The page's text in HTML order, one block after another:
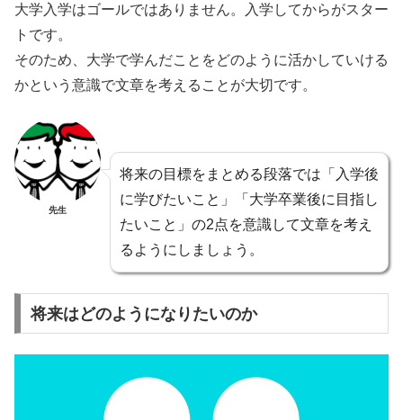
大学入学はゴールではありません。入学してからがスター
トです。
そのため、大学で学んだことをどのように活かしていける
かという意識で文章を考えることが大切です。
先生
将来の目標をまとめる段落では「入学後
に学びたいこと」「大学卒業後に目指し
たいこと」の2点を意識して文章を考え
るようにしましょう。
将来はどのようになりたいのか